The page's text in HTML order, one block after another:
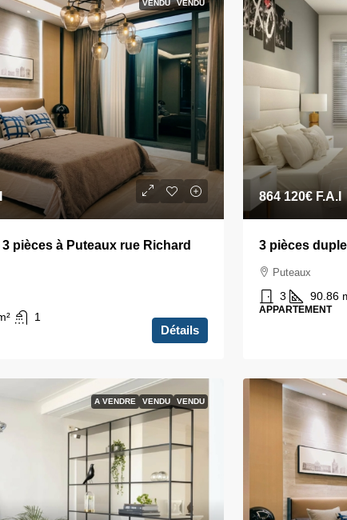
VENDU VENDU
pièces à Puteaux rue Richard
1
Détails
864 120€F.A.I
3 pièces
Puteaux
3 90.86
APPARTEMENT
A VENDRE VENDU VENDU